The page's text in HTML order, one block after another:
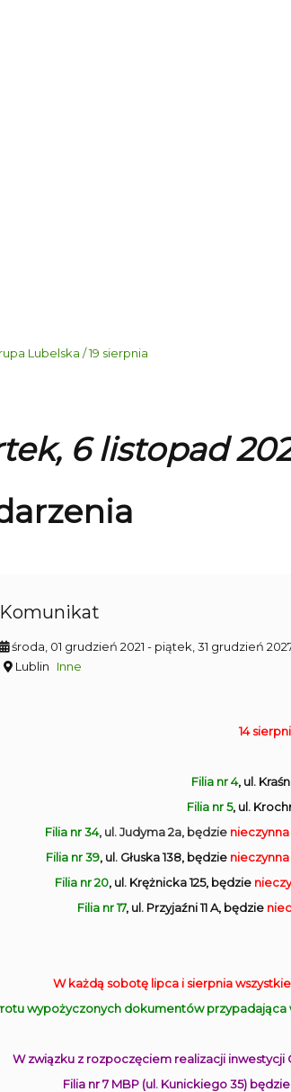
Lubelska / 19 sierpnia
6 listopad
Komunikat
środa, 01 grudzień 2021 - piątek, 31 grudzień
Lublin
Inne
14
Filia nr 4, ul.
Filia nr 5, ul.
Filia nr 34, ul. Judyma 2a, będzie nieczynna
Filia nr 39, ul. Głuska 138, będzie nieczynna
Filia nr 20, ul. Krężnicka 125, będzie
Filia nr 17, ul. Przyjaźni 11 A, będzie
W każdą sobotę lipca i sierpnia
wypożyczonych dokumentów
W związku z rozpoczęciem realizacji inwestycji
Filia nr 7 MBP (ul. Kunickiego 35)